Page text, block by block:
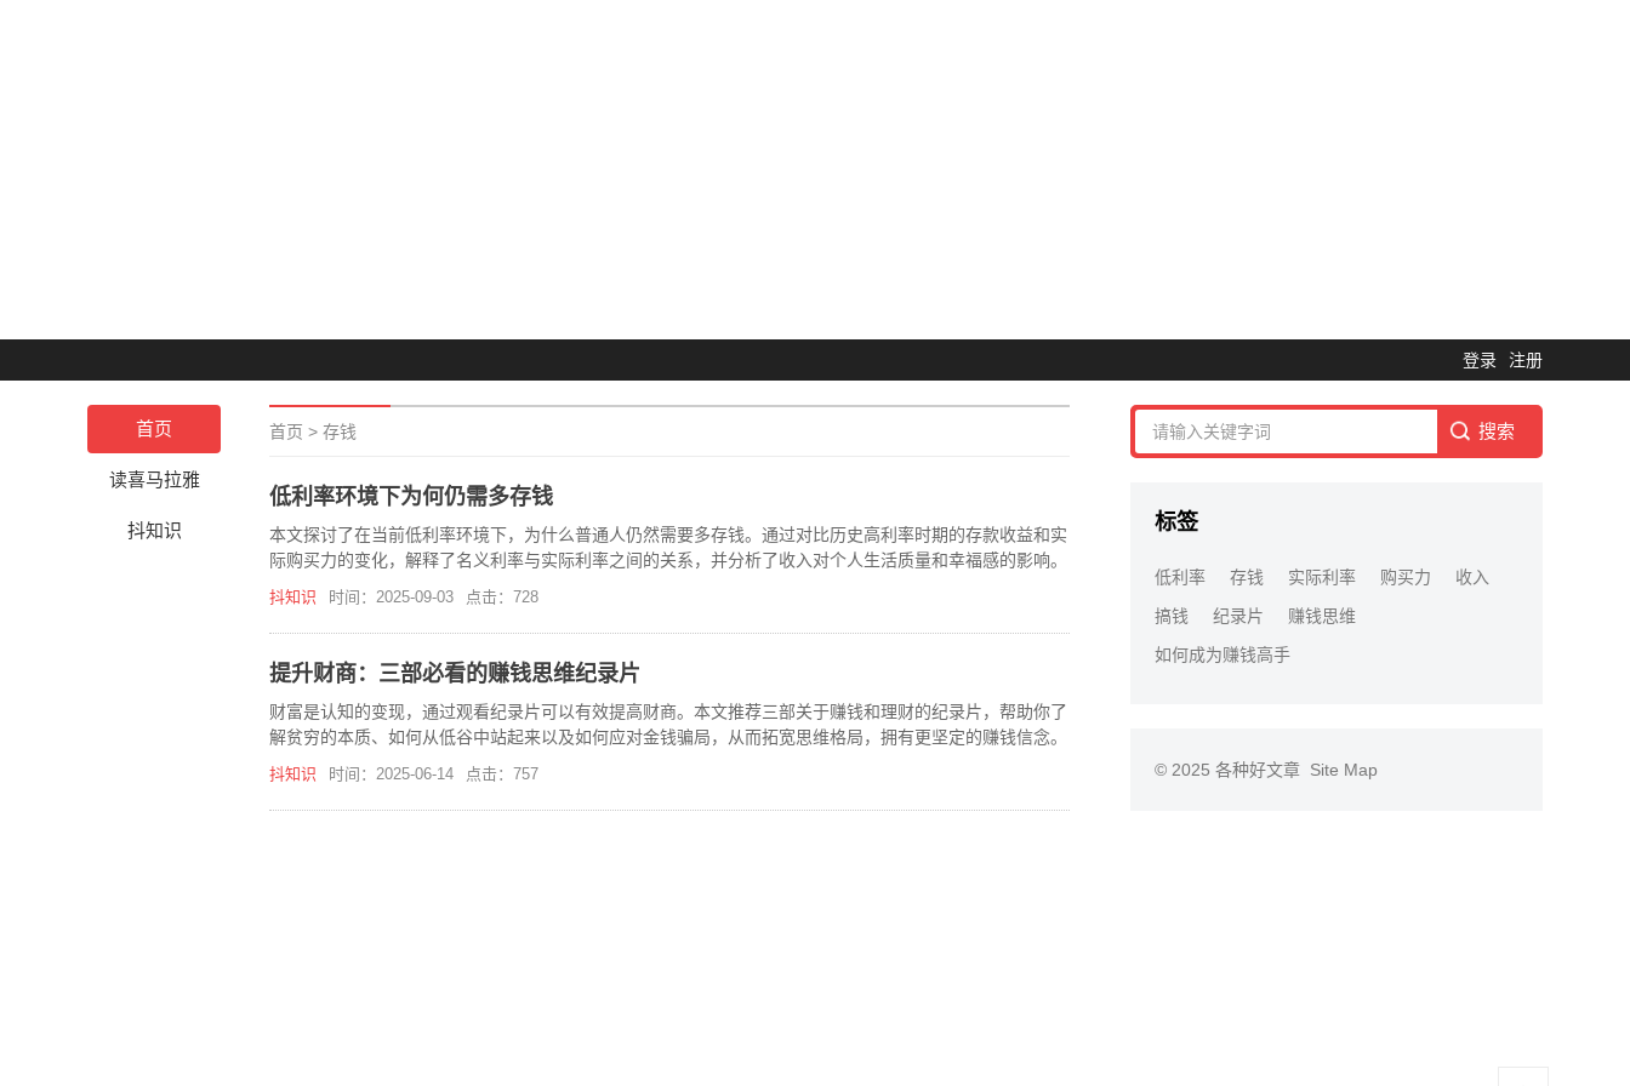
登录 注册
首页
读喜马拉雅
抖知识
首页 > 存钱
低利率环境下为何仍需多存钱
本文探讨了在当前低利率环境下，为什么普通人仍然需要多存钱。通过对比历史高利率时期的存款收益和实
际购买力的变化，解释了名义利率与实际利率之间的关系，并分析了收入对个人生活质量和幸福感的影响。
抖知识 时间：2025-09-03 点击：728
提升财商：三部必看的赚钱思维纪录片
财富是认知的变现，通过观看纪录片可以有效提高财商。本文推荐三部关于赚钱和理财的纪录片，帮助你了
解贫穷的本质、如何从低谷中站起来以及如何应对金钱骗局，从而拓宽思维格局，拥有更坚定的赚钱信念。
抖知识 时间：2025-06-14 点击：757
标签
低利率 存钱 实际利率 购买力
收入
搞钱
纪录片
赚钱思维
如何成为赚钱高手
© 2025 各种好文章 Site Map